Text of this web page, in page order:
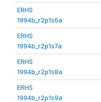
ERHS
1994b_r2p1s6a
ERHS
1994b_r2p1s7a
ERHS
1994b_r2p1s8a
ERHS
1994b_r2p1s9a